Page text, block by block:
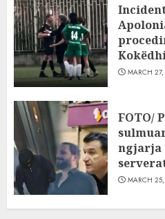
MARCH
FOTO/
ngjarja
MARCH